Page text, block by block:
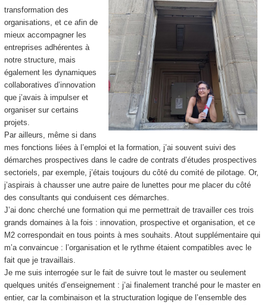
transformation des
organisations, et ce afin de
mieux accompagner les
entreprises adhérentes à
notre structure, mais
également les dynamiques
collaboratives d’innovation
que j’avais à impulser et
organiser sur certains
projets.
Par ailleurs, même si dans
mes fonctions liées à l’emploi et la formation, j’ai souvent suivi des
démarches prospectives dans le cadre de contrats d’études prospectives
sectoriels, par exemple, j’étais toujours du côté du comité de pilotage. Or,
j’aspirais à chausser une autre paire de lunettes pour me placer du côté
des consultants qui conduisent ces démarches.
J’ai donc cherché une formation qui me permettrait de travailler ces trois
grands domaines à la fois : innovation, prospective et organisation, et ce
M2 correspondait en tous points à mes souhaits. Atout supplémentaire qui
m’a convaincue : l’organisation et le rythme étaient compatibles avec le
fait que je travaillais.
Je me suis interrogée sur le fait de suivre tout le master ou seulement
quelques unités d’enseignement : j’ai finalement tranché pour le master en
entier, car la combinaison et la structuration logique de l’ensemble des